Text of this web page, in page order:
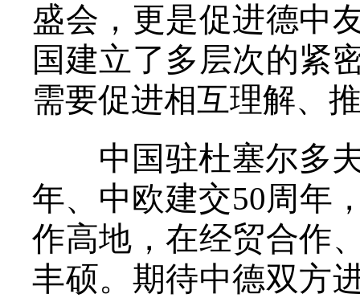
盛会，更是促进德中
国建立了多层次的紧
需要促进相互理解、
中国驻杜塞尔多夫
年、中欧建交50周年
作高地，在经贸合作
丰硕。期待中德双方